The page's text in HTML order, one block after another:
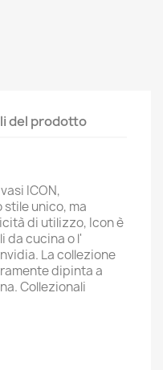
del prodotto
ICON,
unico, ma
di utilizzo, Icon è
da cucina o l'
La collezione
dipinta a
Collezionali